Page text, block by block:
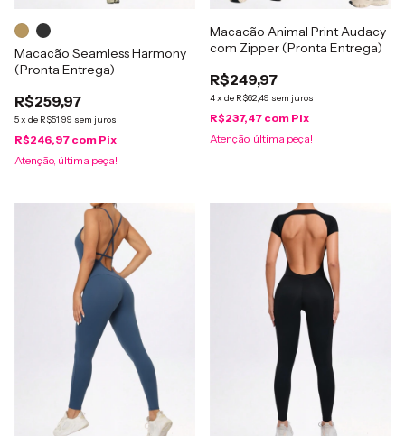
Macacão Seamless Harmony
(Pronta Entrega)
R$259,97
5x de R$51,99 sem juros
R$246,97 com Pix
Atenção, última peça!
Macacão Animal Print Audacy
com Zipper (Pronta Entrega)
R$249,97
4x de R$62,49 sem juros
R$237,47 com Pix
Atenção, última peça!